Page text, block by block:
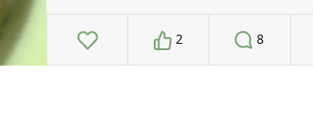
2 8